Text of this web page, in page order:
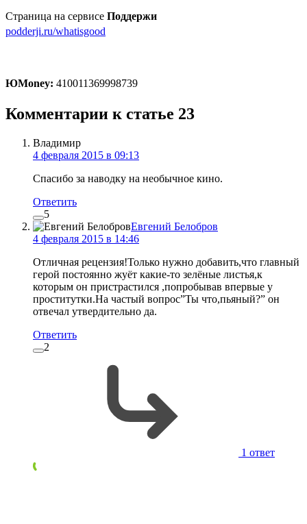
Страница на сервисе Поддержи
podderji.ru/whatisgood
ЮMoney: 410011369998739
Комментарии к статье 23
Владимир
4 февраля 2015 в 09:13
Спасибо за наводку на необычное кино.
Ответить
5
Евгений Белобров
4 февраля 2015 в 14:46
Отличная рецензия!Только нужно добавить,что главный
герой постоянно жуёт какие-то зелёные листья,к
которым он пристрастился ,попробывав впервые у
проститутки.На частый вопрос”Ты что,пьяный?” он
отвечал утвердительно да.
Ответить
2
1 ответ